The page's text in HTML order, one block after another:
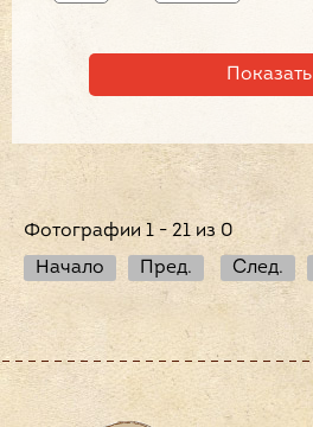
Фотографии 1 - 21 из 0
Начало
Пред. След.